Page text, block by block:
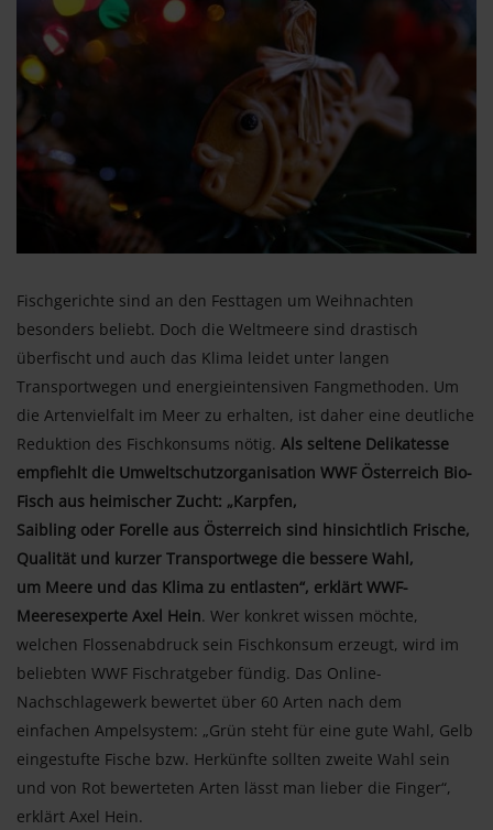
Fischgerichte sind an den Festtagen um Weihnachten
besonders beliebt. Doch die Weltmeere sind drastisch
überfischt und auch das Klima leidet unter langen
Transportwegen und energieintensiven Fangmethoden. Um
die Artenvielfalt im Meer zu erhalten, ist daher eine deutliche
Reduktion des Fischkonsums nötig. Als seltene Delikatesse
empfiehlt die Umweltschutzorganisation WWF Österreich Bio-
Fisch aus heimischer Zucht: „Karpfen,
Saibling oder Forelle aus Österreich sind hinsichtlich Frische,
Qualität und kurzer Transportwege die bessere Wahl,
um Meere und das Klima zu entlasten“, erklärt WWF-
Meeresexperte Axel Hein. Wer konkret wissen möchte,
welchen Flossenabdruck sein Fischkonsum erzeugt, wird im
beliebten WWF Fischratgeber fündig. Das Online-
Nachschlagewerk bewertet über 60 Arten nach dem
einfachen Ampelsystem: „Grün steht für eine gute Wahl, Gelb
eingestufte Fische bzw. Herkünfte sollten zweite Wahl sein
und von Rot bewerteten Arten lässt man lieber die Finger“,
erklärt Axel Hein.